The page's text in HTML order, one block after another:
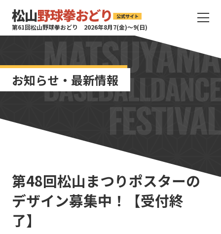
第61回松山野球拳おどり 2026年8月7(金)〜9(日)
お知らせ・最新情報
第48回松山まつりポスターの
デザイン募集中！【受付終
了】
サ
タ
ト
サ
ト
ー
を